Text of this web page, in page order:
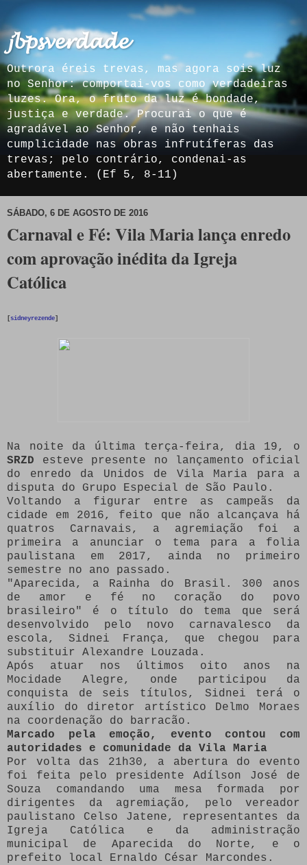
𝓳𝓫𝓹𝓼𝓿𝓮𝓻𝓭𝓪𝓭𝓮
Outrora éreis trevas, mas agora sois luz
no Senhor: comportai-vos como verdadeiras
luzes. Ora, o fruto da luz é bondade,
justiça e verdade. Procurai o que é
agradável ao Senhor, e não tenhais
cumplicidade nas obras infrutíferas das
trevas; pelo contrário, condenai-as
abertamente. (Ef 5, 8-11)
SÁBADO, 6 DE AGOSTO DE 2016
Carnaval e Fé: Vila Maria lança enredo
com aprovação inédita da Igreja
Católica
sidneyrezende
Na noite da última terça-feira, dia 19, o
SRZD esteve presente no lançamento oficial
do enredo da Unidos de Vila Maria para a
disputa do Grupo Especial de São Paulo.
Voltando a figurar entre as campeãs da
cidade em 2016, feito que não alcançava há
quatros Carnavais, a agremiação foi a
primeira a anunciar o tema para a folia
paulistana em 2017, ainda no primeiro
semestre no ano passado.
"Aparecida, a Rainha do Brasil. 300 anos
de amor e fé no coração do povo
brasileiro" é o título do tema que será
desenvolvido pelo novo carnavalesco da
escola, Sidnei França, que chegou para
substituir Alexandre Louzada.
Após atuar nos últimos oito anos na
Mocidade Alegre, onde participou da
conquista de seis títulos, Sidnei terá o
auxílio do diretor artístico Delmo Moraes
na coordenação do barracão.
Marcado pela emoção, evento contou com
autoridades e comunidade da Vila Maria
Por volta das 21h30, a abertura do evento
foi feita pelo presidente Adílson José de
Souza comandando uma mesa formada por
dirigentes da agremiação, pelo vereador
paulistano Celso Jatene, representantes da
Igreja Católica e da administração
municipal de Aparecida do Norte, e o
prefeito local Ernaldo César Marcondes.